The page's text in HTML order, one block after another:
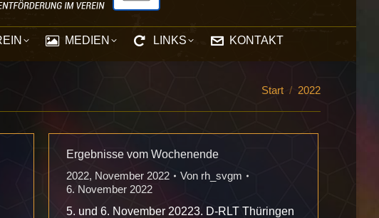
MEDIEN LINKS KONTAKT
Sie befinden
Start 2022
Ergebnisse vom Wochenende
2022, November 2022 Von rh_svgm
6. November 2022
5. und 6. November 20223. D-RLT Thüringen